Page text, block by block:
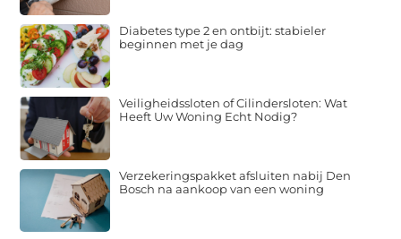
Diabetes type 2 en ontbijt: stabieler
beginnen met je dag
Veiligheidssloten of Cilindersloten: Wat
Heeft Uw Woning Echt Nodig?
Verzekeringspakket afsluiten nabij Den
Bosch na aankoop van een woning